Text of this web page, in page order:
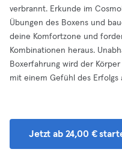
verbrannt. Erkunde im
Übungen des Boxens und
deine Komfortzone und
Kombinationen heraus.
Boxerfahrung wird der
mit einem Gefühl des Erfolgs
Jetzt ab 24,00 €